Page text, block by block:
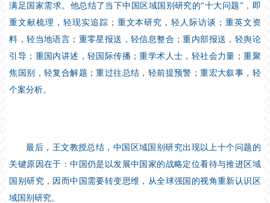
满足国家需求。他总结了当下中国区域国别研究的“十大问题”，即
重文献梳理，轻现实追踪；重文本研究，轻人际访谈；重英文资
料，轻当地语言；重零星报送，轻信息整合；重内部报送，轻舆论
引导；重国内讲述，轻国际传播；重学术人士，轻社会力量；重聚
焦国别，轻复合解题；重过往总结，轻前提预警；重宏大叙事，轻
个案分析。
最后，王文教授总结，中国区域国别研究出现以上十个问题的
关键原因在于：中国仍是以发展中国家的战略定位看待与推进区域
国别研究，因而中国需要转变思维，从全球强国的视角重新认识区
域国别研究。